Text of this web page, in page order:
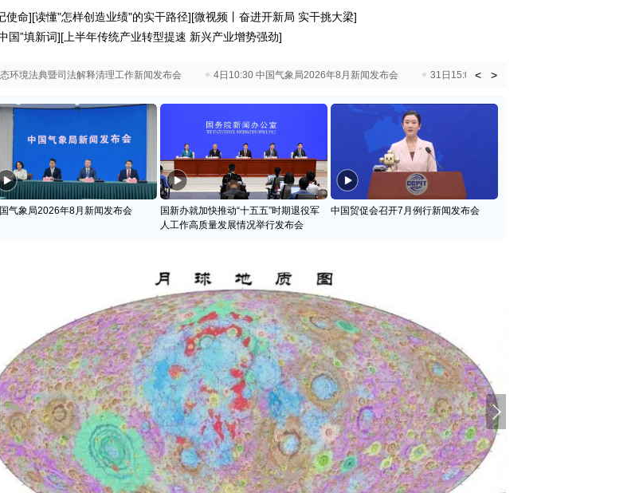
使命][读懂"怎样创造业绩"的实干路径][微视频丨奋进开新局 实干挑大梁]
国”填新词][ 上半年传统产业转型提速 新兴产业增势强劲]
环境法典暨司法解释清理工作新闻发布会 4日10:30 中国气象局2026年8月新闻发布会 31日15:00 国新办就加快推动“十五五”时期退役
< >
气象局2026年8月新闻发布会
国新办就加快推动“十五五”时期退役军
人工作高质量发展情况举行发布会
中国贸促会召开7月例行新闻发布会